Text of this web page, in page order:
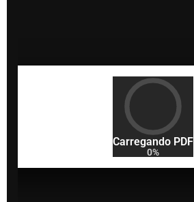
Carregando PDF
0%